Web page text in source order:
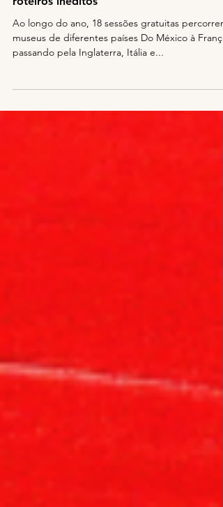
Projeto Museus Virtuais volta em nova
temporada a partir de 27 de abril com
roteiros inéditos
museus de diferentes países Do México à França,